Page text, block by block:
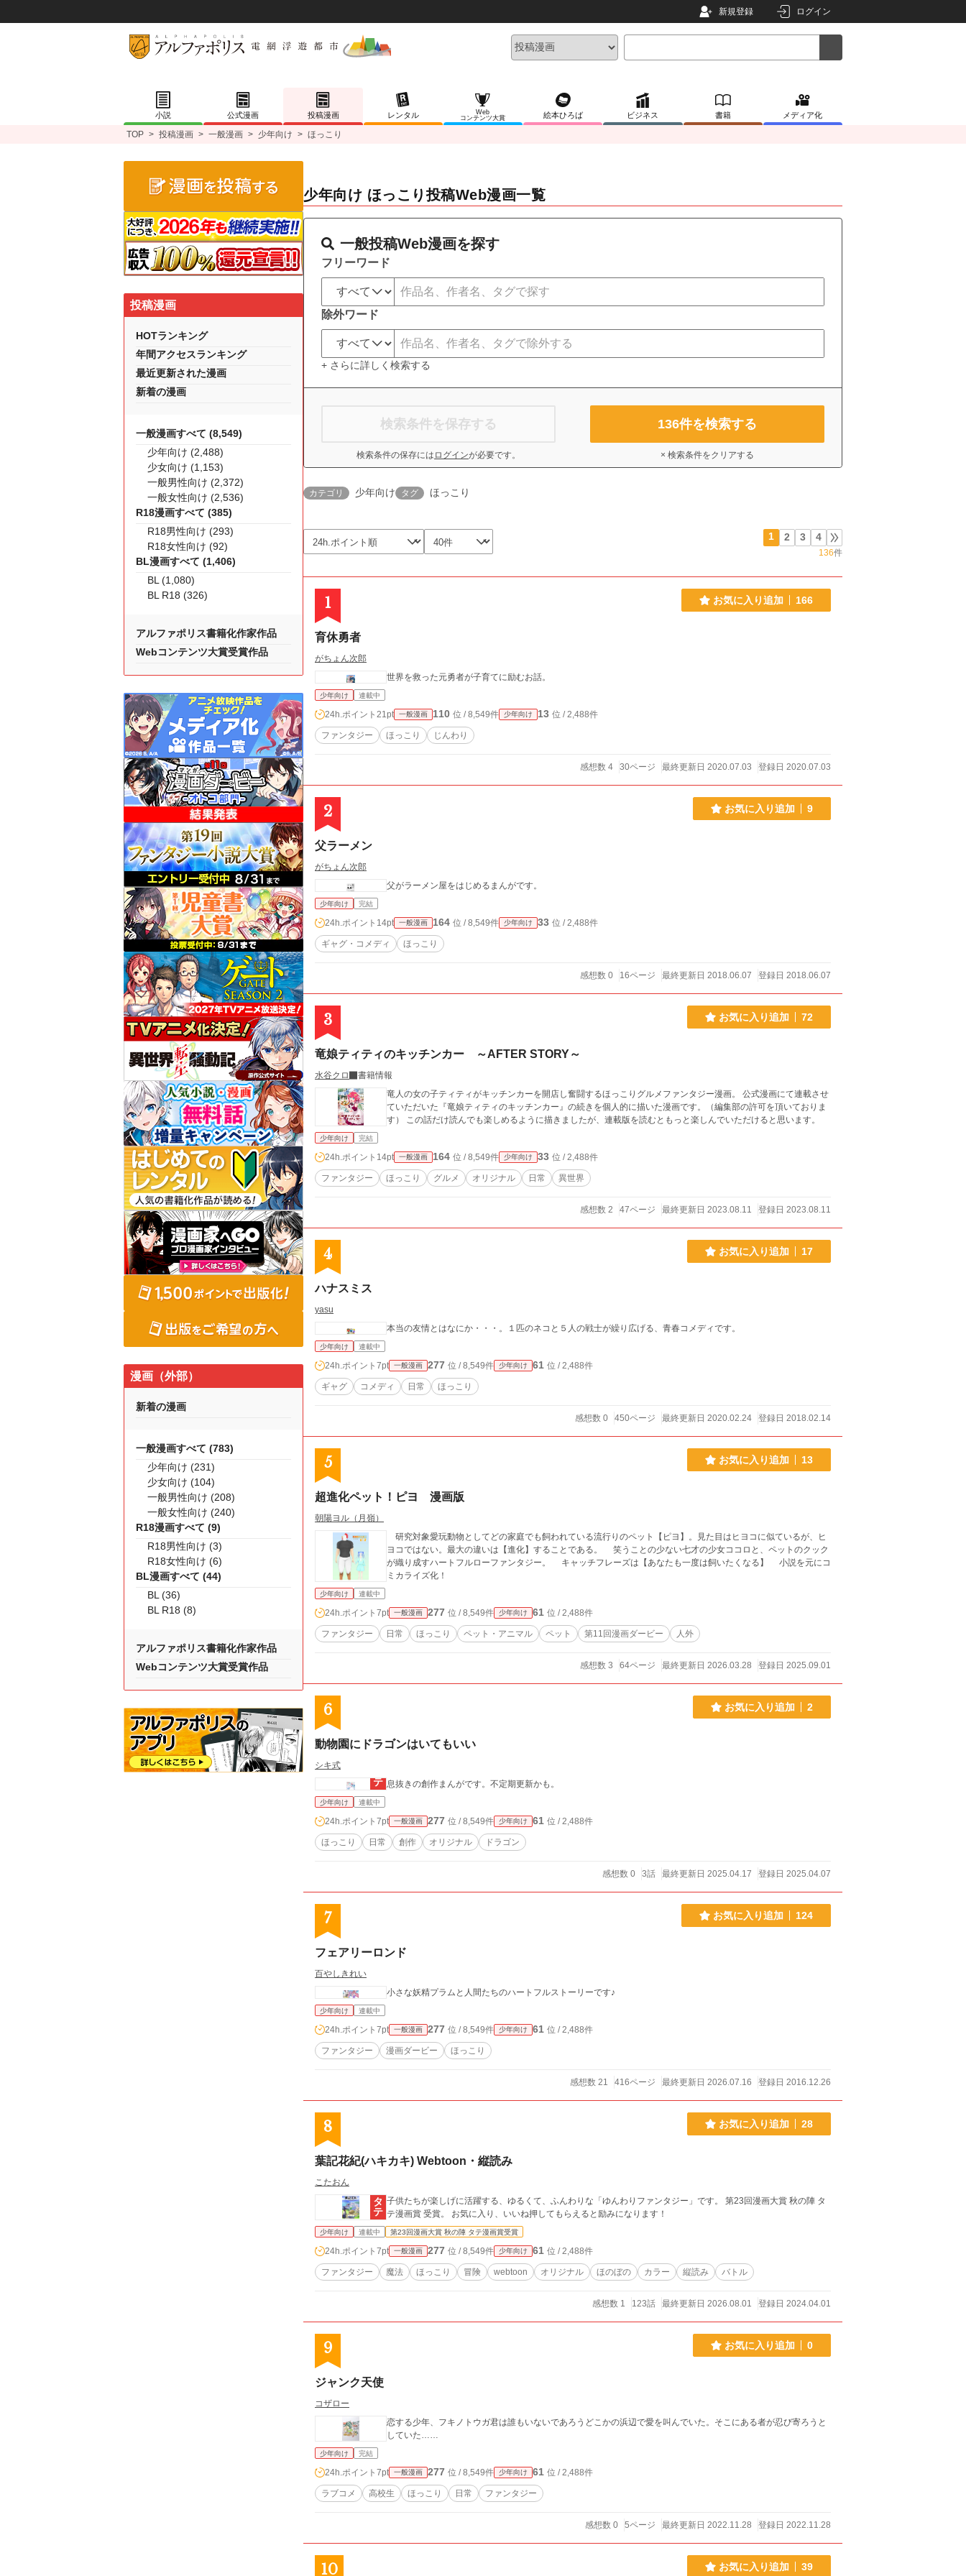
新規登録 ログイン
小説 公式漫画 投稿漫画 レンタル
Web
コンテンツ大賞
絵本ひろば ビジネス 書籍 メディア化
TOP > 投稿漫画 > 一般漫画 > 少年向け > ほっこり
少年向け ほっこり投稿Web漫画一覧
一般投稿Web漫画を探す
フリーワード
除外ワード
+ さらに詳しく検索する
検索条件を保存する
検索条件の保存には ログインが必要です。
136件を検索する
× 検索条件をクリアする
カテゴリ 少年向け タグ ほっこり
1 2 3 4
136件
1 お気に入り追加 166
育休勇者
がちょん次郎
世界を救った元勇者が子育てに励むお話。
少年向け 連載中
24h.ポイント 21pt 一般漫画 110 位 / 8,549件 少年向け 13 位 / 2,488件
ファンタジー ほっこり じんわり
感想数 4 30ページ 最終更新日 2020.07.03 登録日 2020.07.03
2 お気に入り追加 9
父ラーメン
がちょん次郎
父がラーメン屋をはじめるまんがです。
少年向け 完結
24h.ポイント 14pt 一般漫画 164 位 / 8,549件 少年向け 33 位 / 2,488件
ギャグ・コメディ ほっこり
感想数 0 16ページ 最終更新日 2018.06.07 登録日 2018.06.07
3 お気に入り追加 72
竜娘ティティのキッチンカー ～AFTER STORY～
水谷クロ
書籍情報
竜人の女の子ティティがキッチンカーを開店し奮闘するほっこりグルメファンタジー漫画。 公式漫画にて連載させ
ていただいた『竜娘ティティのキッチンカー』の続きを個人的に描いた漫画です。（編集部の許可を頂いておりま
す） この話だけ読んでも楽しめるように描きましたが、連載版を読むともっと楽しんでいただけると思います。
少年向け 完結
24h.ポイント 14pt 一般漫画 164 位 / 8,549件 少年向け 33 位 / 2,488件
ファンタジー ほっこり グルメ オリジナル 日常 異世界
感想数 2 47ページ 最終更新日 2023.08.11 登録日 2023.08.11
4 お気に入り追加 17
ハナスミス
yasu
本当の友情とはなにか・・・。１匹のネコと５人の戦士が繰り広げる、青春コメディです。
少年向け 連載中
24h.ポイント 7pt 一般漫画 277 位 / 8,549件 少年向け 61 位 / 2,488件
ギャグ コメディ 日常 ほっこり
感想数 0 450ページ 最終更新日 2020.02.24 登録日 2018.02.14
5 お気に入り追加 13
超進化ペット！ピヨ 漫画版
朝陽ヨル（月嶺）
研究対象愛玩動物としてどの家庭でも飼われている流行りのペット【ピヨ】。見た目はヒヨコに似ているが、ヒ
ヨコではない。最大の違いは【進化】することである。 笑うことの少ない七才の少女ココロと、ペットのクック
が織り成すハートフルローファンタジー。 キャッチフレーズは【あなたも一度は飼いたくなる】 小説を元にコ
ミカライズ化！
少年向け 連載中
24h.ポイント 7pt 一般漫画 277 位 / 8,549件 少年向け 61 位 / 2,488件
ファンタジー 日常 ほっこり ペット・アニマル ペット 第11回漫画ダービー 人外
感想数 3 64ページ 最終更新日 2026.03.28 登録日 2025.09.01
6 お気に入り追加 2
動物園にドラゴンはいてもいい
シキ式
息抜きの創作まんがです。不定期更新かも。
少年向け 連載中
24h.ポイント 7pt 一般漫画 277 位 / 8,549件 少年向け 61 位 / 2,488件
ほっこり 日常 創作 オリジナル ドラゴン
感想数 0 3話 最終更新日 2025.04.17 登録日 2025.04.07
7 お気に入り追加 124
フェアリーロンド
百やしきれい
小さな妖精プラムと人間たちのハートフルストーリーです♪
少年向け 連載中
24h.ポイント 7pt 一般漫画 277 位 / 8,549件 少年向け 61 位 / 2,488件
ファンタジー 漫画ダービー ほっこり
感想数 21 416ページ 最終更新日 2026.07.16 登録日 2016.12.26
8 お気に入り追加 28
葉記花紀(ハキカキ) Webtoon・縦読み
こたおん
子供たちが楽しげに活躍する、ゆるくて、ふんわりな「ゆんわりファンタジー」です。 第23回漫画大賞 秋の陣 タ
テ漫画賞 受賞。 お気に入り、いいね押してもらえると励みになります！
少年向け 連載中 第23回漫画大賞 秋の陣 タテ漫画賞受賞
24h.ポイント 7pt 一般漫画 277 位 / 8,549件 少年向け 61 位 / 2,488件
ファンタジー 魔法 ほっこり 冒険 webtoon オリジナル ほのぼの カラー 縦読み バトル
感想数 1 123話 最終更新日 2026.08.01 登録日 2024.04.01
9 お気に入り追加 0
ジャンク天使
コザロー
恋する少年、フキノトウガ君は誰もいないであろうどこかの浜辺で愛を叫んでいた。そこにある者が忍び寄ろうと
していた……
少年向け 完結
24h.ポイント 7pt 一般漫画 277 位 / 8,549件 少年向け 61 位 / 2,488件
ラブコメ 高校生 ほっこり 日常 ファンタジー
感想数 0 5ページ 最終更新日 2022.11.28 登録日 2022.11.28
10 お気に入り追加 39
投稿漫画
HOTランキング
年間アクセスランキング
最近更新された漫画
新着の漫画
一般漫画すべて (8,549)
少年向け (2,488)
少女向け (1,153)
一般男性向け (2,372)
一般女性向け (2,536)
R18漫画すべて (385)
R18男性向け (293)
R18女性向け (92)
BL漫画すべて (1,406)
BL (1,080)
BL R18 (326)
アルファポリス書籍化作家作品
Webコンテンツ大賞受賞作品
漫画（外部）
新着の漫画
一般漫画すべて (783)
少年向け (231)
少女向け (104)
一般男性向け (208)
一般女性向け (240)
R18漫画すべて (9)
R18男性向け (3)
R18女性向け (6)
BL漫画すべて (44)
BL (36)
BL R18 (8)
アルファポリス書籍化作家作品
Webコンテンツ大賞受賞作品